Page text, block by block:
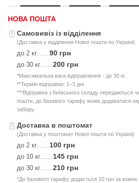
НОВА ПОШТА
Самовивіз із відділення
(Доставка у відділення Нової пошти по Україні)
до 2 кг.....90 грн
до 30 кг.....200 грн
*Максимальна вага відправлення - до 30 кг.
**Термін відправки: 1–3 дні.
***Відправки з Київського складу передаються
пошти, до базового тарифу може додаватися
забору.
Доставка в поштомат
(Доставка у поштомат Нової пошти по Україні)
до 2 кг..... 100 грн
до 10 кг..... 145 грн
до 30 кг.....210 грн
*До базового тарифу додається 10 грн за кожне